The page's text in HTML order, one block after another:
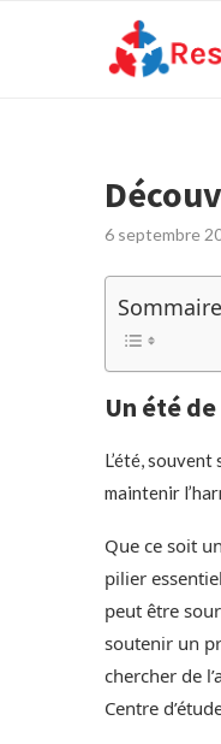
6 septembre
Sommaire
Un été
L’été,
maintenir
Que ce soit
pilier
peut être
soutenir un
chercher de
Centre